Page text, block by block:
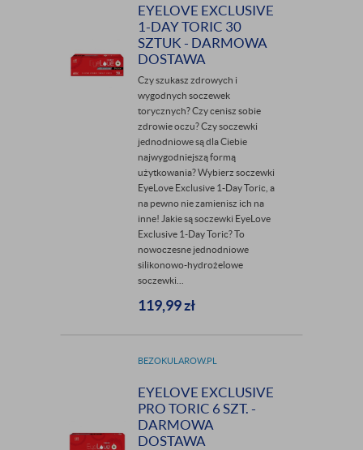
EYELOVE EXCLUSIVE
1-DAY TORIC 30
SZTUK - DARMOWA
DOSTAWA
Czy szukasz zdrowych i
wygodnych soczewek
torycznych? Czy cenisz sobie
zdrowie oczu? Czy soczewki
jednodniowe są dla Ciebie
najwygodniejszą formą
użytkowania? Wybierz soczewki
EyeLove Exclusive 1-Day Toric, a
na pewno nie zamienisz ich na
inne! Jakie są soczewki EyeLove
Exclusive 1-Day Toric? To
nowoczesne jednodniowe
silikonowo-hydrożelowe
soczewki...
119,99zł
BEZOKULAROW.PL
EYELOVE EXCLUSIVE
PRO TORIC 6 SZT. -
DARMOWA
DOSTAWA